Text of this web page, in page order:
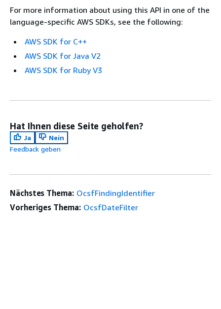
For more information about using this API in one of the
language-specific AWS SDKs, see the following:
AWS SDK for C++
AWS SDK for Java V2
AWS SDK for Ruby V3
Hat Ihnen diese Seite geholfen?
Ja
Nein
Feedback geben
Nächstes Thema: OcsfFindingIdentifier
Vorheriges Thema: OcsfDateFilter